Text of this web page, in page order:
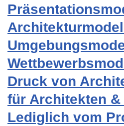
Druck von
für Architekten
Lediglich vom